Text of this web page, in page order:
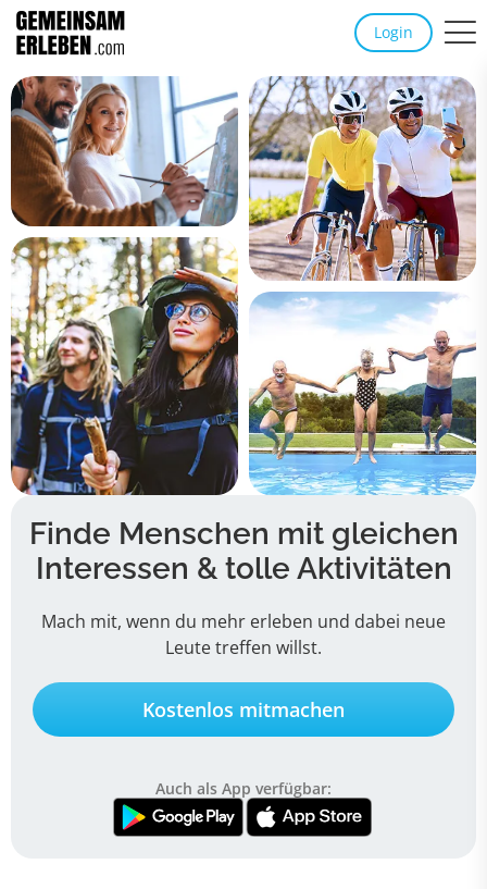
Login
Finde Menschen mit gleichen
Interessen & tolle Aktivitäten
Mach mit, wenn du mehr erleben und dabei neue
Leute treffen willst.
Kostenlos mitmachen
Auch als App verfügbar: